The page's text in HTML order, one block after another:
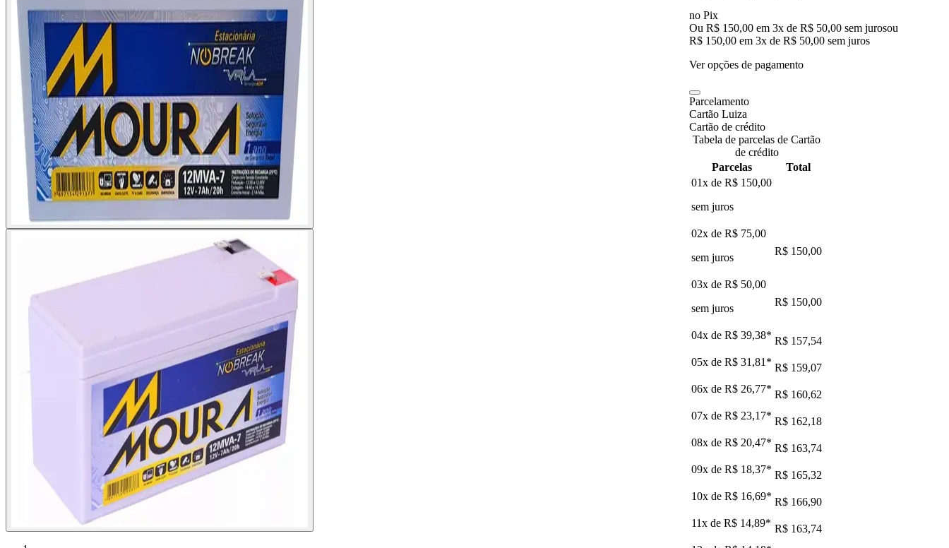
no Pix
Ou R$ 150,00 em 3x de R$ 50,00 sem jurosou
R$ 150,00 em 3x de R$ 50,00 sem juros
Ver opções de pagamento
Parcelamento
Cartão Luiza
Cartão de crédito
Tabela de parcelas de Cartão
de crédito
Parcelas
Total
01x de R$ 150,00
sem juros
02x de R$ 75,00
sem juros
R$ 150,00
03x de R$ 50,00
sem juros
R$ 150,00
04x de R$ 39,38* R$ 157,54
05x de R$ 31,81 * R$ 159,07
06x de R$ 26,77* R$ 160,62
07x de R$ 23,17* R$ 162,18
08x de R$ 20,47* R$ 163,74
09x de R$ 18,37* R$ 165,32
10x de R$ 16,69* R$ 166,90
11x de R$ 14,89* R$ 163,74